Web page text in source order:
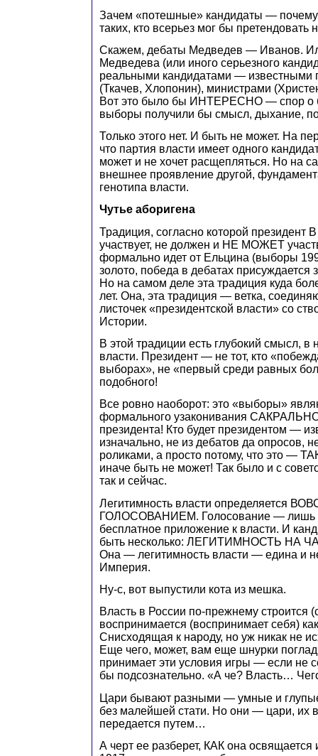
Зачем «потешные» кандидаты — почему
таких, кто всерьез мог бы претендовать
Скажем, дебаты Медведев — Иванов.
Медведева (или иного серьезного
реальными кандидатами — известными
(Ткачев, Хлопонин), министрами
Вот это было бы ИНТЕРЕСНО — спор о
выборы получили бы смысл, дыхание,
Только этого нет. И быть не может. На
что партия власти имеет одного
может и не хочет расщепляться. Но на
внешнее проявление другой,
генотипа власти.
Чутье аборигена
Традиция, согласно которой
участвует, не должен и НЕ МОЖЕТ
формально идет от Ельцина (выборы
золото, победа в дебатах присуждается
Но на самом деле эта традиция куда
лет. Она, эта традиция — ветка,
листочек «президентской власти» со
Истории.
В этой традиции есть глубокий смысл,
власти. Президент — не тот, кто
выборах», не «первый среди равных
подобного!
Все ровно наоборот: это «выборы»
формального узаконивания
президента! Кто будет президентом —
изначально, не из дебатов да опросов,
роликами, а просто потому, что это —
иначе быть не может! Так было и с
так и сейчас.
Легитимность власти определяется
ГОЛОСОВАНИЕМ. Голосование — лишь
бесплатное приложение к власти. И
быть несколько: ЛЕГИТИМНОСТЬ НА
Она — легитимность власти — едина и
Империя.
Ну-с, вот выпустили кота из мешка.
Власть в России по-прежнему строится
воспринимается (воспринимает себя)
Снисходящая к народу, но уж никак не
Еще чего, может, вам еще шнурки
принимает эти условия игры — если не
бы подсознательно. «А че? Власть…
Цари бывают разными — умные и
без малейшей стати. Но они — цари, их
передается путем…
А черт ее разберет, КАК она освящается